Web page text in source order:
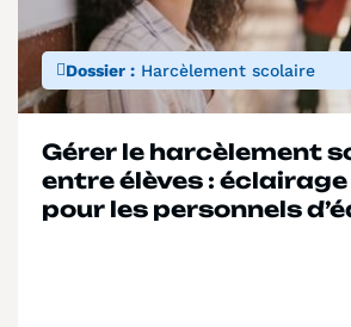
Dossier : Harcèlement scolaire
Gérer le harcèlement
entre élèves :
pour les personnels